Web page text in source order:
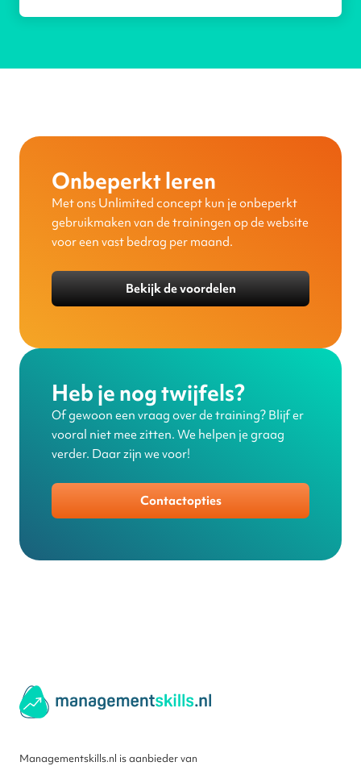
Onbeperkt leren
Met ons Unlimited concept kun je onbeperkt
gebruikmaken van de trainingen op de website
voor een vast bedrag per maand.
Bekijk de voordelen
Heb je nog twijfels?
Of gewoon een vraag over de training? Blijf er
vooral niet mee zitten. We helpen je graag
verder. Daar zijn we voor!
Contactopties
Managementskills.nl is aanbieder van